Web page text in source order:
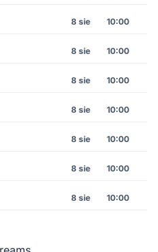
8 sie 10:00
8 sie 10:00
8 sie 10:00
8 sie 10:00
8 sie 10:00
8 sie 10:00
8 sie 10:00